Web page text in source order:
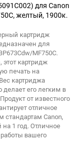
для Сanon
желтый, 1900к.
картридж
для
MF750C.
картридж
печать на
картриджа
делает его легким в
от известного
отличное
стандартам Canon,
1 год. Отличное
вашего